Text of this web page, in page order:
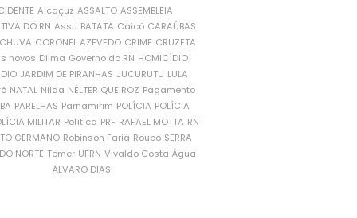
Alcaçuz ASSALTO ASSEMBLEIA
DO RN Assu BATATA Caicó CARAÚBAS
CORONEL AZEVEDO CRIME CRUZETA
novos Dilma Governo do RN HOMICÍDIO
JARDIM DE PIRANHAS JUCURUTU LULA
NATAL Nilda NÉLTER QUEIROZ Pagamento
PARELHAS Parnamirim POLÍCIA POLÍCIA
MILITAR Política PRF RAFAEL MOTTA RN
GERMANO Robinson Faria Roubo SERRA
NORTE Temer UFRN Vivaldo Costa Água
ÁLVARO DIAS